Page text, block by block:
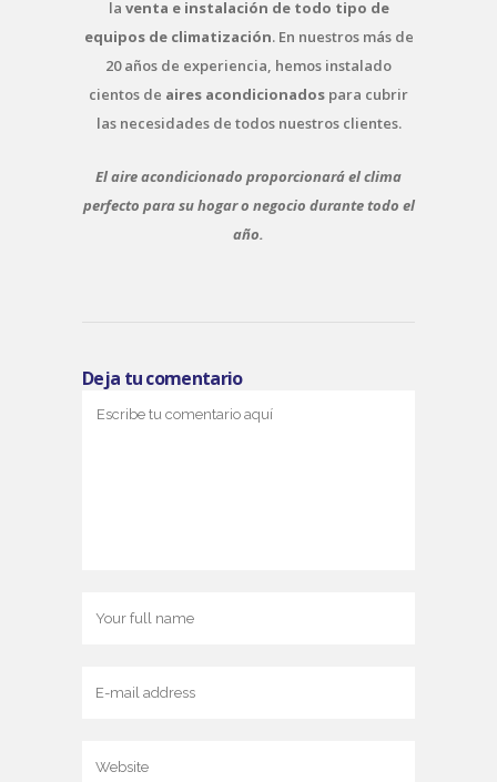
la venta e instalación de todo tipo de
equipos de climatización. En nuestros más de
20 años de experiencia, hemos instalado
cientos de aires acondicionados para cubrir
las necesidades de todos nuestros clientes.
El aire acondicionado proporcionará el clima
perfecto para su hogar o negocio durante todo el
año.
Deja tu comentario